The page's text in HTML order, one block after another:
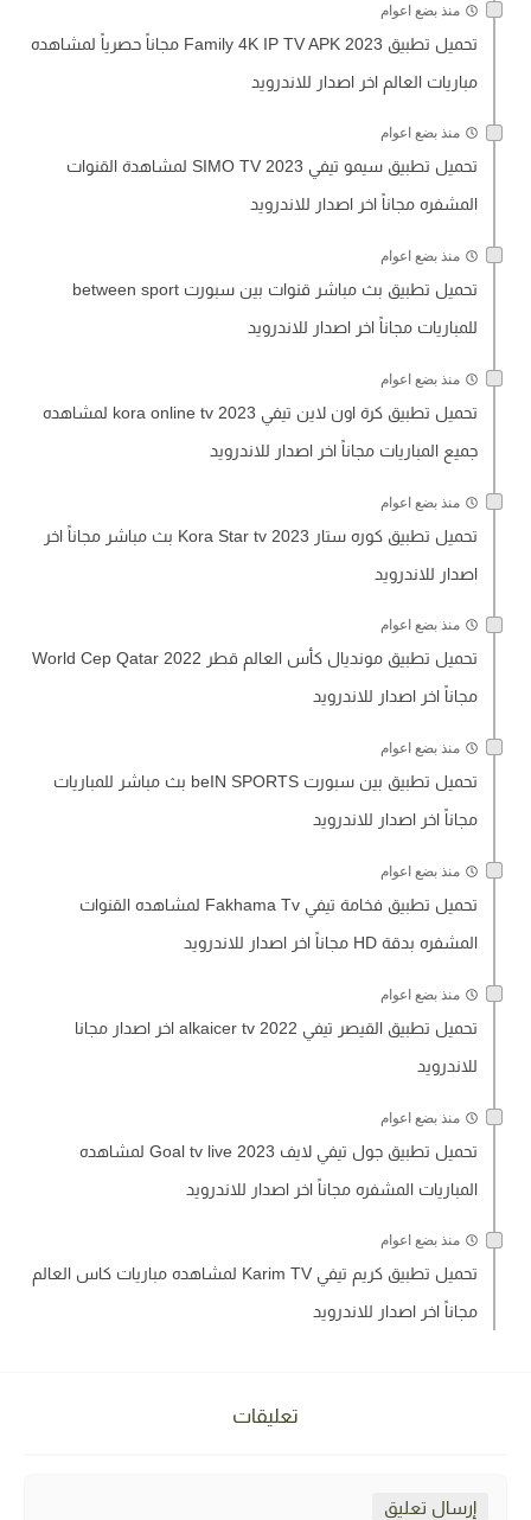
منذ بضع اعوام
تحميل تطبيق Family 4K IP TV APK 2023 مجاناً حصرياً لمشاهده
مباريات العالم اخر اصدار للاندرويد
منذ بضع اعوام
تحميل تطبيق سيمو تيفي SIMO TV 2023 لمشاهدة القنوات
المشفره مجاناً اخر اصدار للاندرويد
منذ بضع اعوام
تحميل تطبيق بث مباشر قنوات بين سبورت between sport
للمباريات مجاناً اخر اصدار للاندرويد
منذ بضع اعوام
تحميل تطبيق كرة اون لاين تيفي kora online tv 2023 لمشاهده
جميع المباريات مجاناً اخر اصدار للاندرويد
منذ بضع اعوام
تحميل تطبيق كوره ستار Kora Star tv 2023 بث مباشر مجاناً اخر
اصدار للاندرويد
منذ بضع اعوام
تحميل تطبيق مونديال كأس العالم قطر World Cep Qatar 2022
مجاناً اخر اصدار للاندرويد
منذ بضع اعوام
تحميل تطبيق بين سبورت beIN SPORTS بث مباشر للمباريات
مجاناً اخر اصدار للاندرويد
منذ بضع اعوام
تحميل تطبيق فخامة تيفي Fakhama Tv لمشاهده القنوات
المشفره بدقة HD مجاناً اخر اصدار للاندرويد
منذ بضع اعوام
تحميل تطبيق القيصر تيفي alkaicer tv 2022 اخر اصدار مجانا
للاندرويد
منذ بضع اعوام
تحميل تطبيق جول تيفي لايف Goal tv live 2023 لمشاهده
المباريات المشفره مجاناً اخر اصدار للاندرويد
منذ بضع اعوام
تحميل تطبيق كريم تيفي Karim TV لمشاهده مباريات كاس العالم
مجاناً اخر اصدار للاندرويد
تعليقات
إرسال تعليق